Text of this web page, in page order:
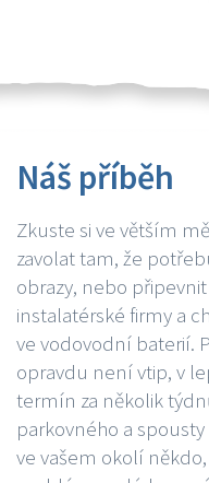
Náš příběh
Zkuste si ve větším
zavolat tam, že
obrazy, nebo
instalatérské firmy a
ve vodovodní baterií.
opravdu není vtip, v
termín za několik
parkovného a
ve vašem okolí